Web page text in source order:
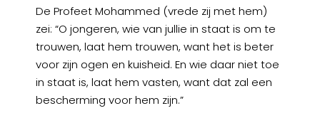
De Profeet Mohammed (vrede zij met hem)
zei: “O jongeren, wie van jullie in staat is om te
trouwen, laat hem trouwen, want het is beter
voor zijn ogen en kuisheid. En wie daar niet toe
in staat is, laat hem vasten, want dat zal een
bescherming voor hem zijn.”